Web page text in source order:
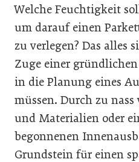
Welche Feuchtigkeit
um darauf einen
zu verlegen? Das alles
Zuge einer
in die Planung eines
müssen. Durch zu
und Materialien oder
begonnenen
Grundstein für einen